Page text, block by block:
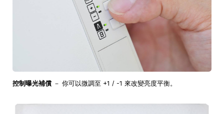
控制曝光補償 － 你可以微調至 +1 / -1 來改變亮度平衡。